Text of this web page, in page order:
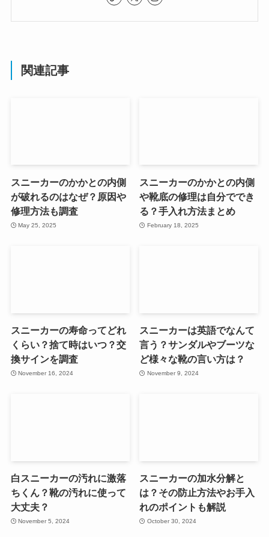
関連記事
スニーカーのかかとの内側
が破れるのはなぜ？原因や
修理方法も調査
May 25, 2025
スニーカーのかかとの内側
や靴底の修理は自分ででき
る？手入れ方法まとめ
February 18, 2025
スニーカーの寿命ってどれ
くらい？捨て時はいつ？交
換サインを調査
November 16, 2024
スニーカーは英語でなんて
言う？サンダルやブーツな
ど様々な靴の言い方は？
November 9, 2024
白スニーカーの汚れに激落
ちくん？靴の汚れに使って
大丈夫？
November 5, 2024
スニーカーの加水分解と
は？その防止方法やお手入
れのポイントも解説
October 30, 2024